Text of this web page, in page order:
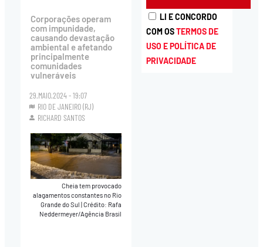
Corporações operam
com impunidade,
causando devastação
ambiental e afetando
principalmente
comunidades
vulneráveis
29.MAIO.2024 - 19:07
RIO DE JANEIRO (RJ)
RICHARD SANTOS
Cheia tem provocado
alagamentos constantes no Rio
Grande do Sul|Crédito: Rafa
Neddermeyer/Agência Brasil
LI E CONCORDO
COM OSTERMOS DE
USO E POLÍTICA DE
PRIVACIDADE